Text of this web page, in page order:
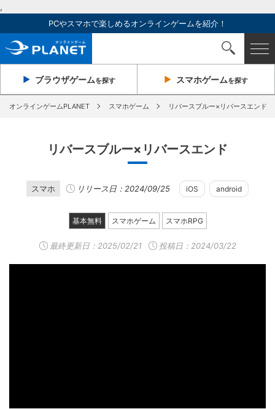
,
PCやスマホで楽しめるオンラインゲームを紹介！
ブラウザゲームを探す スマホゲームを探す
オンラインゲームPLANET スマホゲーム リバースブルー×リバースエンド
リバースブルー×リバースエンド
スマホ リリース日：2024/09/25 iOS android
基本無料 スマホゲーム スマホRPG
最終更新日： 2025/02/21 投稿日：2024/03/22